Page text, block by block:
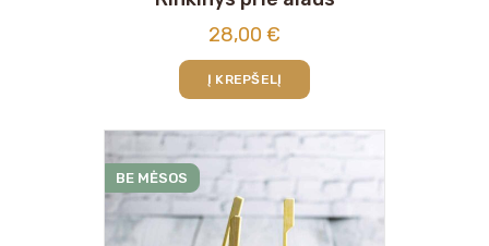
28,00 €
Į KREPŠELĮ
BE MĖSOS